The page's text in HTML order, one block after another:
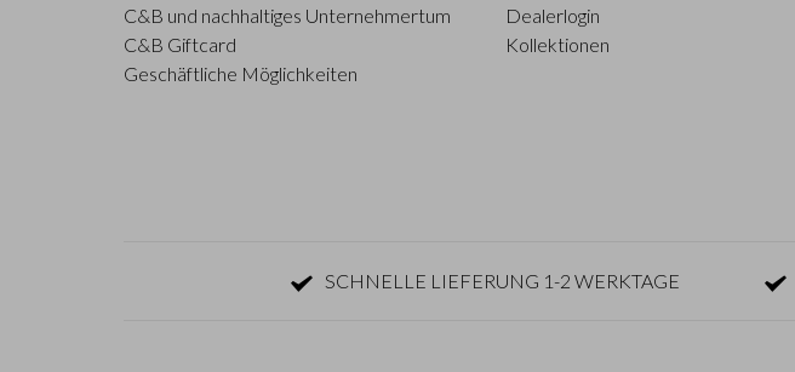
C&B und nachhaltiges Unternehmertum
C&B Giftcard
Geschäftliche Möglichkeiten
Dealerlogin
Kollektionen
SCHNELLE LIEFERUNG 1-2 WERKTAGE